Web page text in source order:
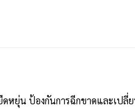
หยุ่น ป้องกันการฉีกขาดและเปลี่